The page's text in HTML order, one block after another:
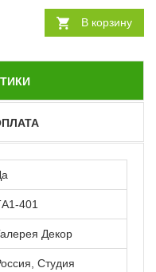
В корзину
401
Декор
Студия